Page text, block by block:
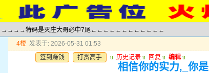
特码是灭庄大哥必中7尾←←←←←←←←←←←←
4楼 发表于: 2026-05-31 01:53
签到赚钱
打赏高手 u 历史记录 u 回复 u 编辑 u
相信你的实力,_你